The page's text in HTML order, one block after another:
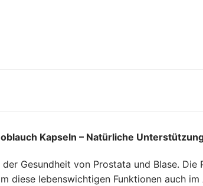
Kapseln – Natürliche
Gesundheit von Prostata und Blase.
diese lebenswichtigen Funktionen auch